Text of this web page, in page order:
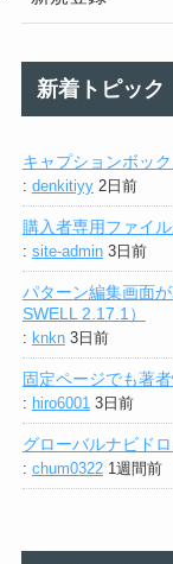
新着トピック
キャプションボッ
: denkitiyy 2日前
購入者専用ファイ
: site-admin 3日前
パターン編集画面
SWELL 2.17.1）
: knkn 3日前
固定ページでも著
: hiro6001 3日前
グローバルナビド
: chum0322 1週間前